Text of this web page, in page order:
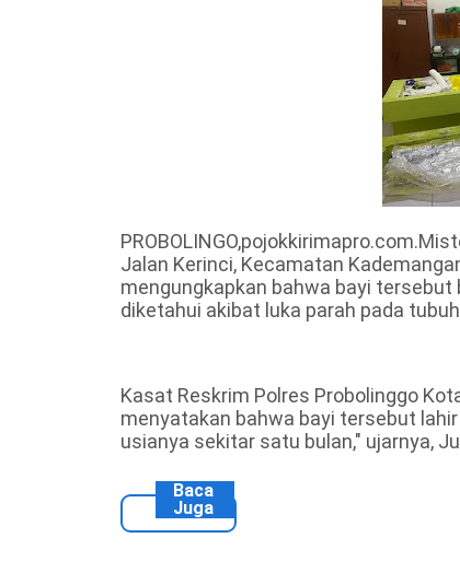
Jalan Kerinci, Kecamatan
mengungkapkan bahwa bayi
diketahui akibat luka parah pada
Kasat Reskrim Polres Probolinggo
menyatakan bahwa bayi tersebut
usianya sekitar satu bulan," ujarnya,
Baca
Juga